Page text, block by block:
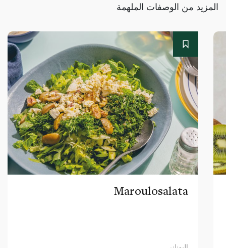
المزيد من الوصفات الملهمة
Maroulosalata